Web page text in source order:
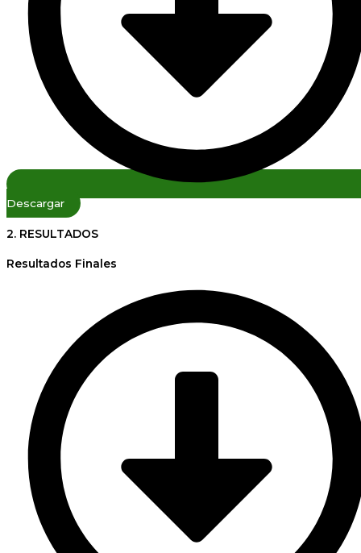
Descargar
2. RESULTADOS
Resultados Finales